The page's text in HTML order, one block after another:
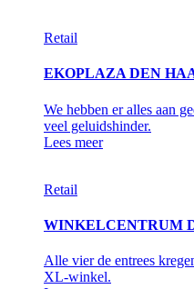
Retail
EKOPLAZA DEN
We hebben er alles aan
veel geluidshinder.
Lees meer
Retail
WINKELCENTRUM
Alle vier de entrees
XL-winkel.